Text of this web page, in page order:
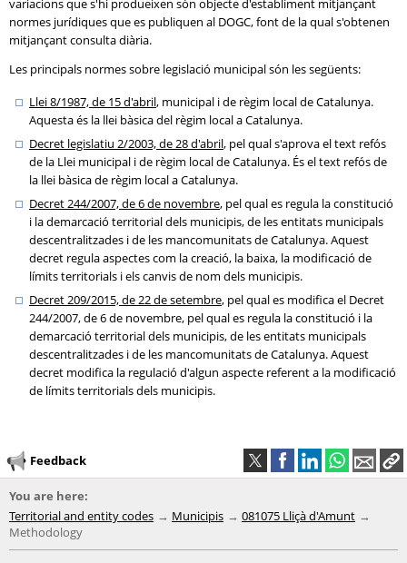
variacions que s'hi produeixen són objecte d'establiment mitjançant
normes jurídiques que es publiquen al DOGC, font de la qual s'obtenen
mitjançant consulta diària.
Les principals normes sobre legislació municipal són les següents:
Llei 8/1987, de 15 d'abril, municipal i de règim local de Catalunya.
Aquesta és la llei bàsica del règim local a Catalunya.
Decret legislatiu 2/2003, de 28 d'abril, pel qual s'aprova el text refós
de la Llei municipal i de règim local de Catalunya. És el text refós de
la llei bàsica de règim local a Catalunya.
Decret 244/2007, de 6 de novembre, pel qual es regula la constitució
i la demarcació territorial dels municipis, de les entitats municipals
descentralitzades i de les mancomunitats de Catalunya. Aquest
decret regula aspectes com la creació, la baixa, la modificació de
límits territorials i els canvis de nom dels municipis.
Decret 209/2015, de 22 de setembre, pel qual es modifica el Decret
244/2007, de 6 de novembre, pel qual es regula la constitució i la
demarcació territorial dels municipis, de les entitats municipals
descentralitzades i de les mancomunitats de Catalunya. Aquest
decret modifica la regulació d'algun aspecte referent a la modificació
de límits territorials dels municipis.
Feedback
You are here:
Territorial and entity codes
Municipis
081075 Lliçà d'Amunt
Methodology